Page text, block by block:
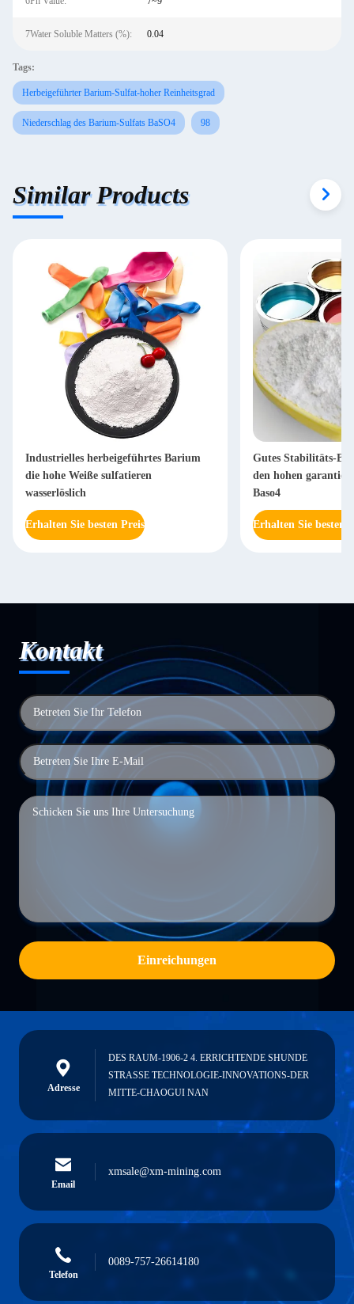
7Water Soluble Matters (%): 0.04
Tags:
Herbeigeführter Barium-Sulfat-hoher Reinheitsgrad
Niederschlag des Barium-Sulfats BaSO4 98
Similar Products
Industrielles herbeigeführtes Barium
die hohe Weiße sulfatieren
wasserlöslich
Erhalten Sie besten Preis
Gutes Stabilitäts-
den hohen
Baso4
Erhalten Sie besten
Kontakt
Einreichungen
Adresse
DES RAUM-1906-2 4. ERRICHTENDE SHUNDE
STRASSE TECHNOLOGIE-INNOVATIONS-DER
MITTE-CHAOGUI NAN
Email
xmsale@xm-mining.com
Telefon
0089-757-26614180